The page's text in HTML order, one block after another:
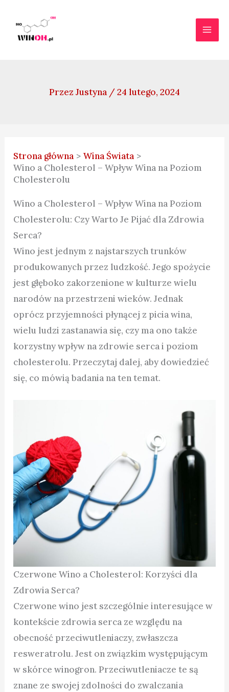
treści
Przez Justyna /24 lutego, 2024
Strona główna
Wina Świata
Wino a Cholesterol – Wpływ Wina na Poziom
Cholesterolu
Wino a Cholesterol – Wpływ Wina na Poziom
Cholesterolu: Czy Warto Je Pijać dla Zdrowia
Serca?
Wino jest jednym z najstarszych trunków
produkowanych przez ludzkość. Jego spożycie
jest głęboko zakorzenione w kulturze wielu
narodów na przestrzeni wieków. Jednak
oprócz przyjemności płynącej z picia wina,
wielu ludzi zastanawia się, czy ma ono także
korzystny wpływ na zdrowie serca i poziom
cholesterolu. Przeczytaj dalej, aby dowiedzieć
się, co mówią badania na ten temat.
Czerwone Wino a Cholesterol: Korzyści dla
Zdrowia Serca?
Czerwone wino jest szczególnie interesujące w
kontekście zdrowia serca ze względu na
obecność przeciwutleniaczy, zwłaszcza
resweratrolu. Jest on związkim występującym
w skórce winogron. Przeciwutleniacze te są
znane ze swojej zdolności do zwalczania